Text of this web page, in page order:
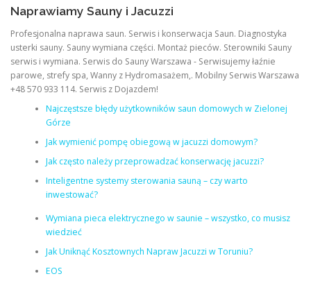
Naprawiamy Sauny i Jacuzzi
Profesjonalna naprawa saun. Serwis i konserwacja Saun. Diagnostyka
usterki sauny. Sauny wymiana części. Montaż pieców. Sterowniki Sauny
serwis i wymiana. Serwis do Sauny Warszawa - Serwisujemy łaźnie
parowe, strefy spa, Wanny z Hydromasażem,. Mobilny Serwis Warszawa
+48 570 933 114. Serwis z Dojazdem!
Najczęstsze błędy użytkowników saun domowych w Zielonej
Górze
Jak wymienić pompę obiegową w jacuzzi domowym?
Jak często należy przeprowadzać konserwację jacuzzi?
Inteligentne systemy sterowania sauną – czy warto
inwestować?
Wymiana pieca elektrycznego w saunie – wszystko, co musisz
wiedzieć
Jak Uniknąć Kosztownych Napraw Jacuzzi w Toruniu?
EOS